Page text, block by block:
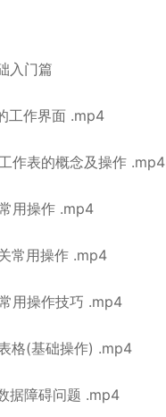
入门篇
工作界面 .mp4
作表的概念及操作 .mp4
用操作 .mp4
常用操作 .mp4
用操作技巧 .mp4
格(基础操作) .mp4
据障碍问题 .mp4